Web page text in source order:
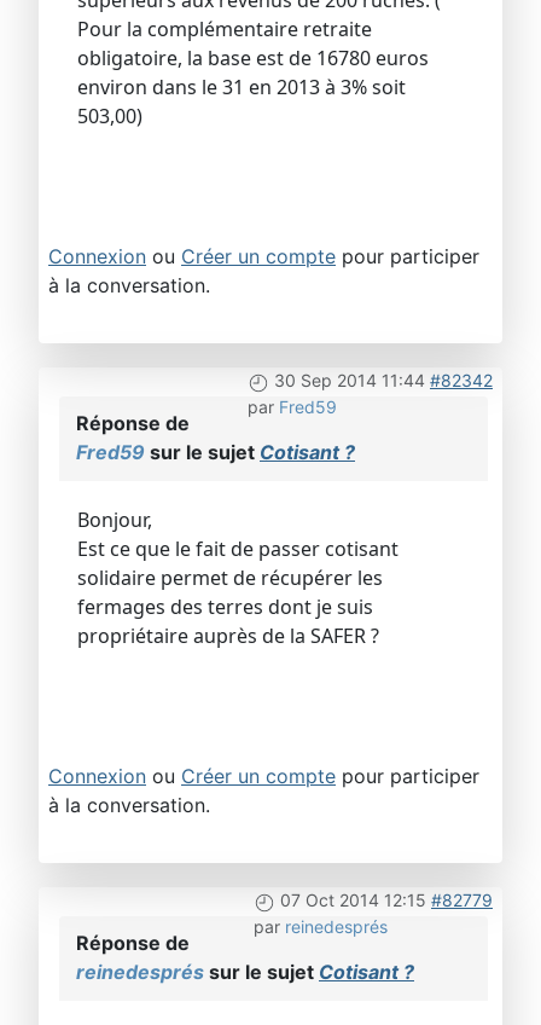
Pour la complémentaire retraite
obligatoire, la base est de 16780 euros
environ dans le 31 en 2013 à 3% soit
503,00)
Connexion ou Créer un compte pour participer
à la conversation.
30 Sep 2014 11:44 #82342
par Fred59
Réponse de
Fred59 sur le sujet Cotisant ?
Bonjour,
Est ce que le fait de passer cotisant
solidaire permet de récupérer les
fermages des terres dont je suis
propriétaire auprès de la SAFER ?
Connexion ou Créer un compte pour participer
à la conversation.
07 Oct 2014 12:15 #82779
par reinedesprés
Réponse de
reinedesprés sur le sujet Cotisant ?